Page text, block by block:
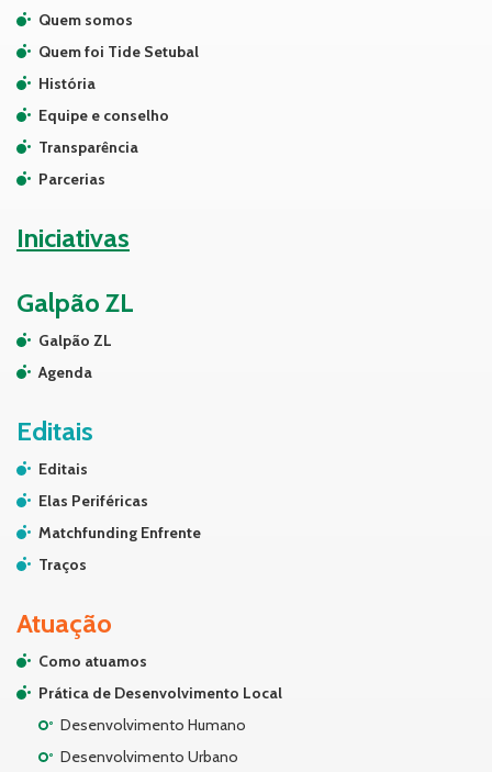
Quem somos
Quem foi Tide Setubal
História
Equipe e conselho
Transparência
Parcerias
Iniciativas
Galpão ZL
Galpão ZL
Agenda
Editais
Editais
Elas Periféricas
Matchfunding Enfrente
Traços
Atuação
Como atuamos
Prática de Desenvolvimento Local
Desenvolvimento Humano
Desenvolvimento Urbano